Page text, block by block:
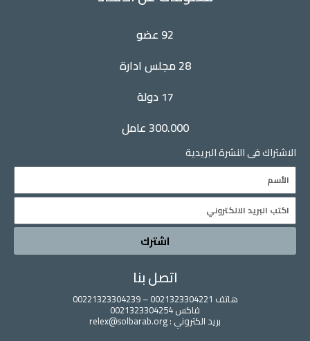
b
t
u
e
92 عضو
28 مجلس ادارة
17 دولة
300.000 عامل
الاشتراك فى النشرة البريدية
Name
Email
اشترك
اتصل بنا
هاتف 0021323304221 – 00221323304239
فاكس 0021323304254
بريد الكتروني : relex@solbarab.org